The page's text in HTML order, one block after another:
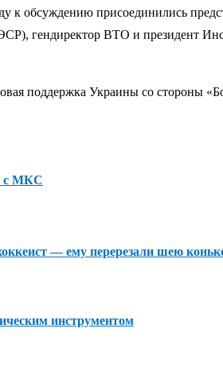
к обсуждению присоединились
гендиректор ВТО и президент
поддержка Украины со стороны
с МКС
— ему перерезали шею
инструментом